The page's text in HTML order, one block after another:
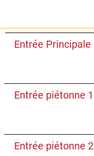
Entrée Principale
Entrée piétonne 1
Entrée piétonne 2